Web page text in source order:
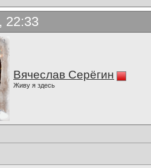
22:33
Вячеслав Серёгин
Живу я здесь